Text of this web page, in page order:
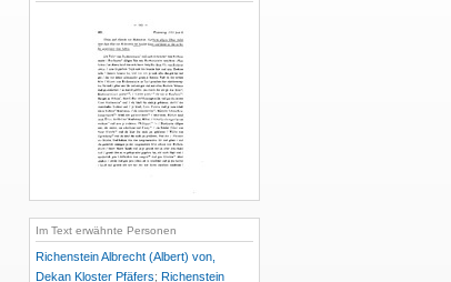
Im Text erwähnte Personen
Richenstein Albrecht (Albert) von,
Dekan Kloster Pfäfers; Richenstein